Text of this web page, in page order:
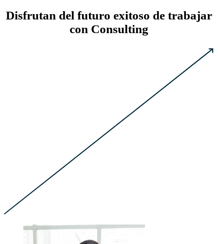
Disfrutan del futuro exitoso de trabajar
con Consulting